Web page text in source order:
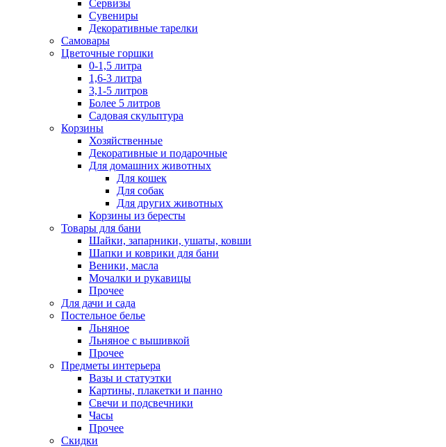
Сервизы
Сувениры
Декоративные тарелки
Самовары
Цветочные горшки
0-1,5 литра
1,6-3 литра
3,1-5 литров
Более 5 литров
Садовая скульптура
Корзины
Хозяйственные
Декоративные и подарочные
Для домашних животных
Для кошек
Для собак
Для других животных
Корзины из бересты
Товары для бани
Шайки, запарники, ушаты, ковши
Шапки и коврики для бани
Веники, масла
Мочалки и рукавицы
Прочее
Для дачи и сада
Постельное белье
Льняное
Льняное с вышивкой
Прочее
Предметы интерьера
Вазы и статуэтки
Картины, плакетки и панно
Свечи и подсвечники
Часы
Прочее
Скидки